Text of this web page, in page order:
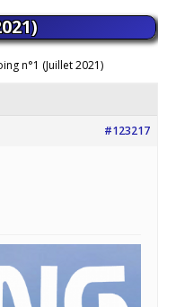
n°1 (Juillet 2021)
#123217